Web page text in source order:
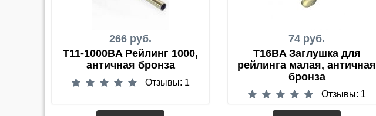
266 руб.
T11-1000BA Рейлинг 1000,
античная бронза
Отзывы: 1
74 руб.
T16BA Заглушка для
рейлинга малая, античная
бронза
Отзывы: 1